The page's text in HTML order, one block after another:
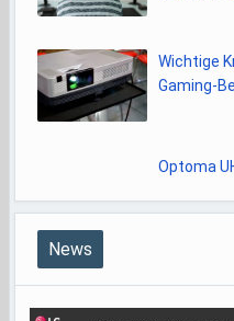
Wichtige
Gaming-
Optoma
News